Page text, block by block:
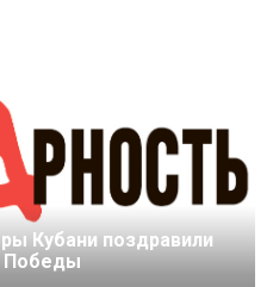
Кубани поздравили
Победы